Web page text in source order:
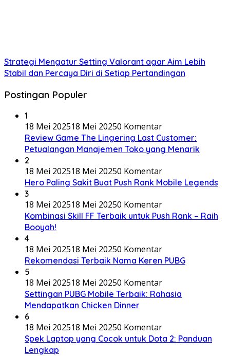
Strategi Mengatur Setting Valorant agar Aim Lebih
Stabil dan Percaya Diri di Setiap Pertandingan
Postingan Populer
1
18 Mei 202518 Mei 20250 Komentar
Review Game The Lingering Last Customer:
Petualangan Manajemen Toko yang Menarik
2
18 Mei 202518 Mei 20250 Komentar
Hero Paling Sakit Buat Push Rank Mobile Legends
3
18 Mei 202518 Mei 20250 Komentar
Kombinasi Skill FF Terbaik untuk Push Rank – Raih
Booyah!
4
18 Mei 202518 Mei 20250 Komentar
Rekomendasi Terbaik Nama Keren PUBG
5
18 Mei 202518 Mei 20250 Komentar
Settingan PUBG Mobile Terbaik: Rahasia
Mendapatkan Chicken Dinner
6
18 Mei 202518 Mei 20250 Komentar
Spek Laptop yang Cocok untuk Dota 2: Panduan
Lengkap